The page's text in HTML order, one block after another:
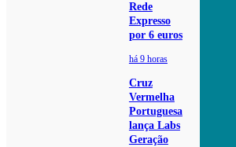
Rede
Expresso
por 6 euros
há 9 horas
Cruz
Vermelha
Portuguesa
lança Labs
Geração